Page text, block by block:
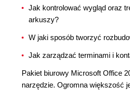
Jak kontrolować wygląd oraz
arkuszy?
W jaki sposób tworzyć
Jak zarządzać terminami i
Pakiet biurowy Microsoft Office
narzędzie. Ogromna większość